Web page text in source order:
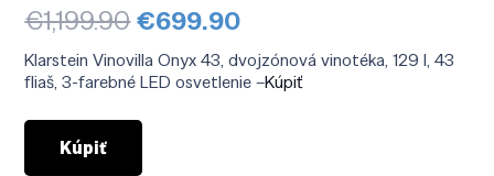
€1,199.90Pôvodná
cena
bola:
€1,199.90.
€699.90Aktuálna
je:
€699.90.
Klarstein Vinovilla Onyx 43, dvojzónová vinotéka, 129 l, 43
fliaš, 3-farebné LED osvetlenie –Kúpiť
Kúpiť